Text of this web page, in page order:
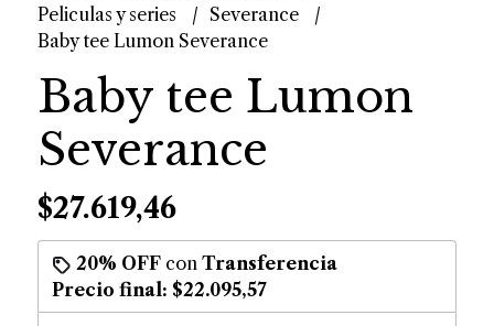
Peliculas y series
Severance
Baby tee Lumon Severance
Baby tee Lumon
Severance
$27.619,46
20% OFFcon Transferencia
Precio final: $22.095,57